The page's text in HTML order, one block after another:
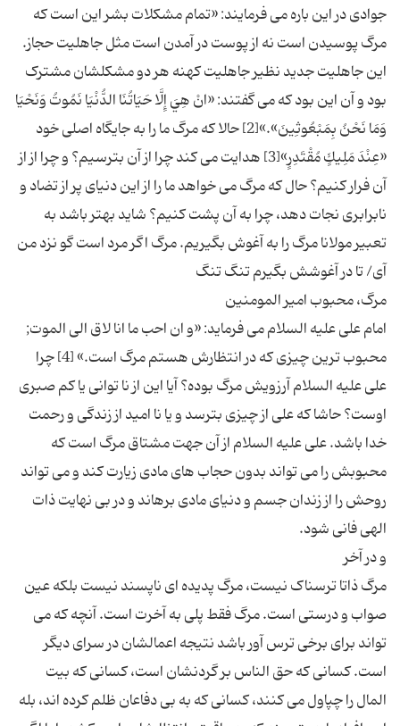
جوادی در این باره می فرمایند: «تمام مشکلات بشر این است که
مرگ پوسیدن است نه از پوست در آمدن است مثل جاهلیت حجاز.
این جاهلیت جدید نظیر جاهلیت کهنه هر دو مشکلشان مشترک
بود و آن این بود که می گفتند: «انْ هِيَ إِلَّا حَيَاتُنَا الدُّنْيَا نَمُوتُ وَنَحْيَا
وَمَا نَحْنُ بِمَبْعُوثِينَ».»[2] حالا که مرگ ما را به جایگاه اصلی خود
«عِنْدَ مَلِيكٍ مُقْتَدِرٍ»[3] هدایت می کند چرا از آن بترسیم؟ و چرا از از
آن فرار کنیم؟ حال که مرگ می خواهد ما را از این دنیای پر از تضاد و
نابرابری نجات دهد، چرا به آن پشت کنیم؟ شاید بهتر باشد به
تعبیر مولانا مرگ را به آغوش بگیریم. مرگ اگر مرد است گو نزد من
امام علی علیه السلام می فرماید: «و ان احب ما انا لاق الی الموت;
محبوب ترین چیزی که در انتظارش هستم مرگ است.» [4] چرا
علی علیه السلام آرزویش مرگ بوده؟ آیا این از نا توانی یا کم صبری
اوست؟ حاشا که علی از چیزی بترسد و یا نا امید از زندگی و رحمت
خدا باشد. علی علیه السلام از آن جهت مشتاق مرگ است که
محبوبش را می تواند بدون حجاب های مادی زیارت کند و می تواند
روحش را از زندان جسم و دنیای مادی برهاند و در بی نهایت ذات
مرگ ذاتا ترسناک نیست، مرگ پدیده ای ناپسند نیست بلکه عین
صواب و درستی است. مرگ فقط پلی به آخرت است. آنچه که می
تواند برای برخی ترس آور باشد نتیجه اعمالشان در سرای دیگر
است. کسانی که حق الناس بر گردنشان است، کسانی که بیت
المال را چپاول می کنند، کسانی که به بی دفاعان ظلم کرده اند، بله